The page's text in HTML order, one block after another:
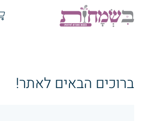
ברוכים הבאים לאתר!